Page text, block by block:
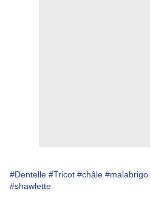
#Dentelle #Tricot #châle #malabrigo
#shawlette